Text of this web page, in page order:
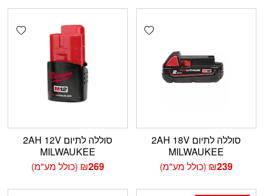
Add wishlist
סוללה לתיום 2AH 18V
MILWAUKEE
₪239 (כולל מע"מ)
סוללה לתיום 2AH 12V
MILWAUKEE
₪269 (כולל מע"מ)